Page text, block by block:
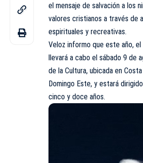
el mensaje de salvación a los
valores cristianos a través de
espirituales y recreativas.
Veloz informo que este año,
llevará a cabo el sábado 9 de
de la Cultura, ubicada en
Domingo Este, y estará
cinco y doce años.